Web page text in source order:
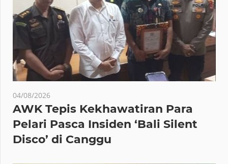
04/08/2026
AWK Tepis Kekhawatiran Para
Pelari Pasca Insiden ‘Bali Silent
Disco’ di Canggu